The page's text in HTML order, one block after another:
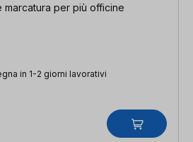
marcatura per più officine
in 1-2 giorni lavorativi